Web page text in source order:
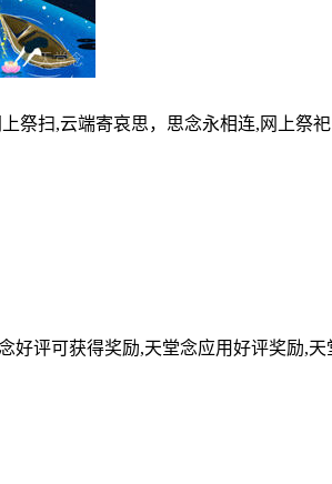
祭扫,云端寄哀思，思念永相连,网上祭
好评可获得奖励,天堂念应用好评奖励,